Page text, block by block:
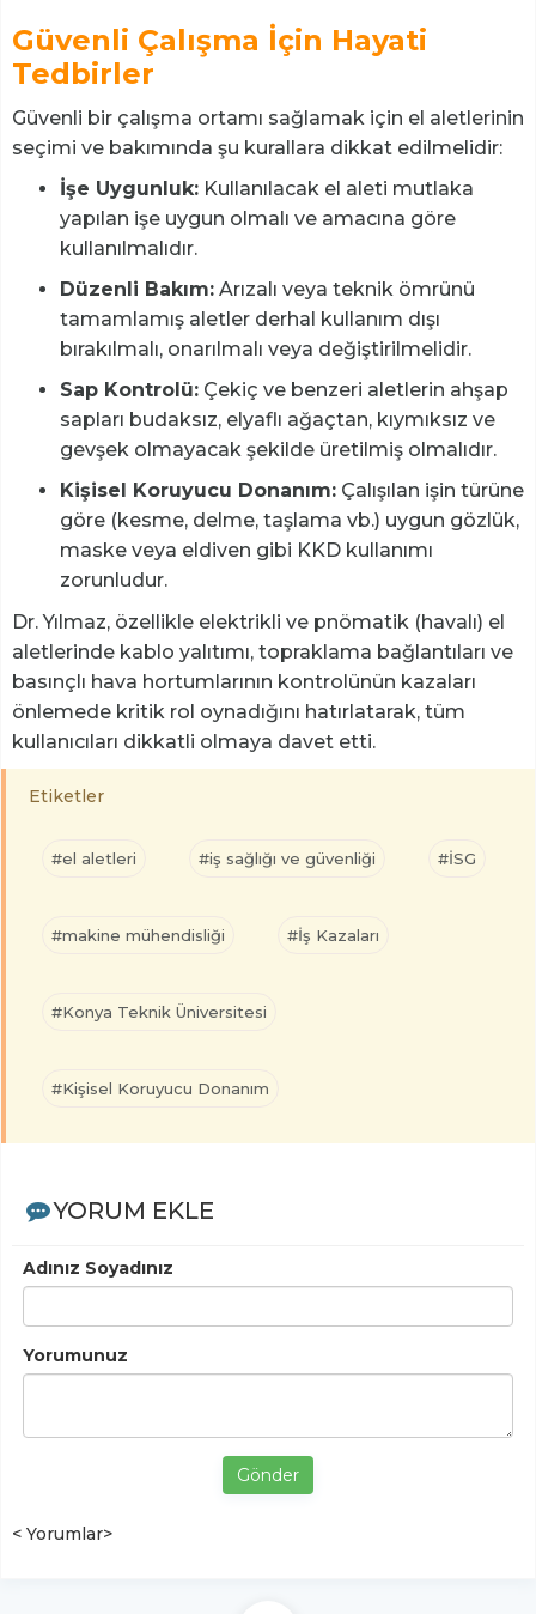
Güvenli Çalışma İçin Hayati
Tedbirler
Güvenli bir çalışma ortamı sağlamak için el aletlerinin
seçimi ve bakımında şu kurallara dikkat edilmelidir:
İşe Uygunluk: Kullanılacak el aleti mutlaka
yapılan işe uygun olmalı ve amacına göre
kullanılmalıdır.
Düzenli Bakım: Arızalı veya teknik ömrünü
tamamlamış aletler derhal kullanım dışı
bırakılmalı, onarılmalı veya değiştirilmelidir.
Sap Kontrolü: Çekiç ve benzeri aletlerin ahşap
sapları budaksız, elyaflı ağaçtan, kıymıksız ve
gevşek olmayacak şekilde üretilmiş olmalıdır.
Kişisel Koruyucu Donanım: Çalışılan işin türüne
göre (kesme, delme, taşlama vb.) uygun gözlük,
maske veya eldiven gibi KKD kullanımı
zorunludur.
Dr. Yılmaz, özellikle elektrikli ve pnömatik (havalı) el
aletlerinde kablo yalıtımı, topraklama bağlantıları ve
basınçlı hava hortumlarının kontrolünün kazaları
önlemede kritik rol oynadığını hatırlatarak, tüm
kullanıcıları dikkatli olmaya davet etti.
Etiketler
#el aletleri #iş sağlığı ve güvenliği #İSG
#makine mühendisliği #İş Kazaları
#Konya Teknik Üniversitesi
#Kişisel Koruyucu Donanım
YORUM EKLE
Adınız Soyadınız
Yorumunuz
Gönder
< Yorumlar>